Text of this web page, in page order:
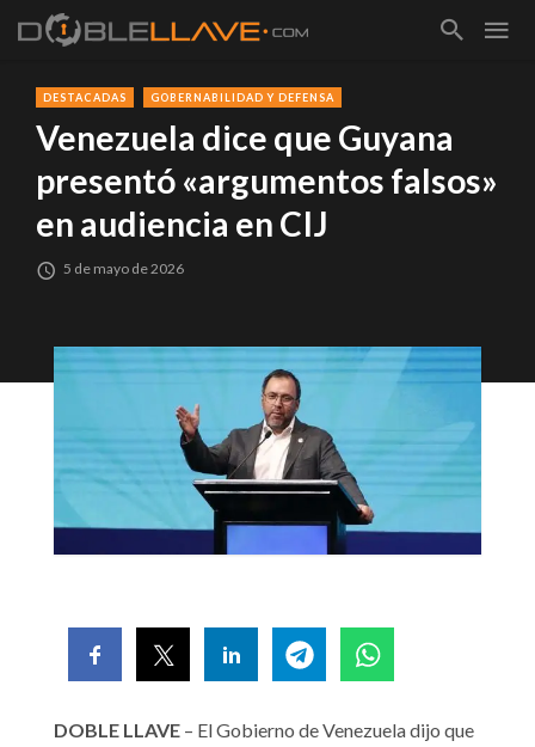
DESTACADAS GOBERNABILIDAD Y DEFENSA
Venezuela dice que Guyana
presentó «argumentos falsos»
en audiencia en CIJ
5 de mayo de 2026
DOBLE LLAVE – El Gobierno de Venezuela dijo que